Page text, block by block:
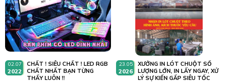
02.07
2022
CHẤT ! SIÊU CHẤT ! LED RGB
CHẤT NHẤT BẠN TỪNG
THẤY LUÔN !!
23.05
2026
XƯỞNG IN LÓT CHUỘT SỐ
LƯỢNG LỚN, IN LẤY NGAY, XỬ
LÝ SỰ KIẾN GẤP SIÊU TỐC